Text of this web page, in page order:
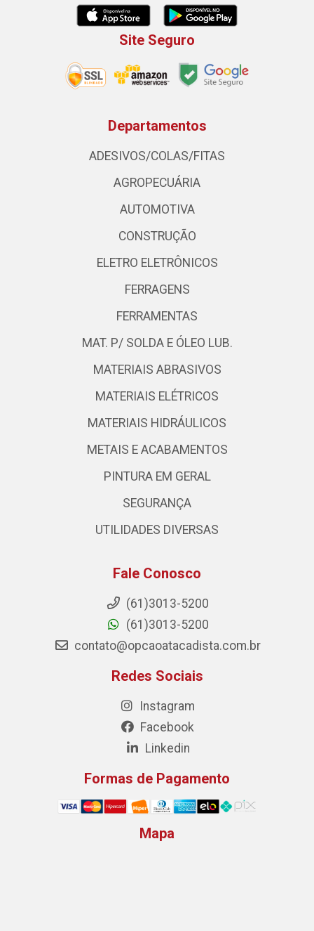
Site Seguro
Departamentos
ADESIVOS/COLAS/FITAS
AGROPECUÁRIA
AUTOMOTIVA
CONSTRUÇÃO
ELETRO ELETRÔNICOS
FERRAGENS
FERRAMENTAS
MAT. P/ SOLDA E ÓLEO LUB.
MATERIAIS ABRASIVOS
MATERIAIS ELÉTRICOS
MATERIAIS HIDRÁULICOS
METAIS E ACABAMENTOS
PINTURA EM GERAL
SEGURANÇA
UTILIDADES DIVERSAS
Fale Conosco
(61)3013-5200
(61)3013-5200
contato@opcaoatacadista.com.br
Redes Sociais
Instagram
Facebook
Linkedin
Formas de Pagamento
Mapa